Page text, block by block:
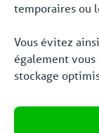
temporaires ou
Vous évitez
également
stockage